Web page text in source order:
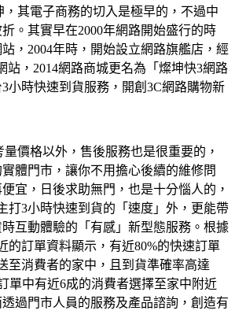
，其電子商務的切入是極早的，不過中
。其實早在2000年網路開始盛行的時
，2004年時，開始設立網路旗艦店，經
站，2014網路商城更名為「燦坤快3網路
小時快速到貨服務，開創3C網路購物新
價格以外，售後服務也是很重要的，
體門市，讓你不用擔心後續的維修問
宜，日後求助無門，也是十分惱人的，
打3小時快速到貨的「速度」外，更能帶
互動體驗的「有感」新型態服務。根據
的訂單資料顯示，有近80%的快速訂單
至消費者的家中，且到貨準確率高達
單中有近6成的消費者選擇至家中附近
過門市人員的服務及產品諮詢，創造有